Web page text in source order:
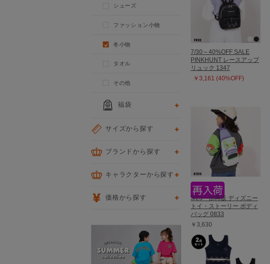
7/30～40%OFF SALE
PINKHUNT レースアップ
リュック 1347
￥3,161 (40%OFF)
3/23一部再販 ディズニー
トイ・ストーリー ボディ
バッグ 0833
￥3,630
シューズ
ファッション小物
冬小物
タオル
その他
福袋
サイズから探す
ブランドから探す
キャラクターから探す
価格から探す